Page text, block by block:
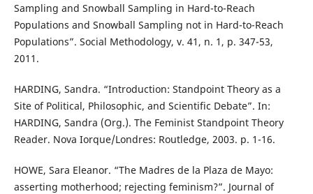
Sampling and Snowball Sampling in Hard-to-Reach
Populations and Snowball Sampling not in Hard-to-Reach
Populations”. Social Methodology, v. 41, n. 1, p. 347-53,
2011.
HARDING, Sandra. “Introduction: Standpoint Theory as a
Site of Political, Philosophic, and Scientific Debate”. In:
HARDING, Sandra (Org.). The Feminist Standpoint Theory
Reader. Nova Iorque/Londres: Routledge, 2003. p. 1-16.
HOWE, Sara Eleanor. “The Madres de la Plaza de Mayo:
asserting motherhood; rejecting feminism?”. Journal of